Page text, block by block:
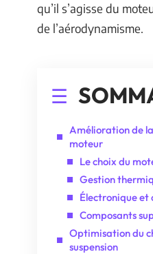
qu’il s’agisse du
de l’aérodynamisme.
Amélioration de
moteur
Le choix du
Gestion
Électronique
Composants
Optimisation du
suspension